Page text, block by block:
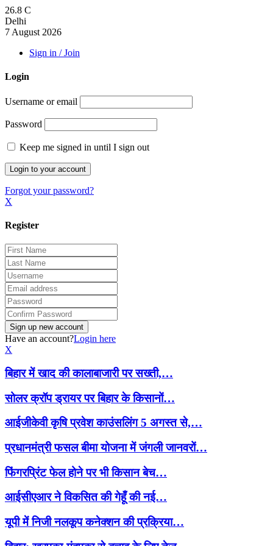
26.8 C
Delhi
7 August 2026
Sign in / Join
Login
Username or email
Password
Keep me signed in until I sign out
Forgot your password?
X
Register
Have an account?Login here
X
बिहार में खाद की कालाबाजारी पर सख्ती,…
सोलर क्रॉप ड्रायर पर बिहार के किसानों…
आईजीकेवी कृषि प्रवेश काउंसलिंग 5 अगस्त से,…
प्रधानमंत्री फसल बीमा योजना में जंगली जानवरों…
फिंगरप्रिंट फेल होने पर भी किसान बेच…
आईसीएआर ने विकसित की गेहूँ की नई…
यूपी में निजी नलकूप कनेक्शन की प्रक्रिया…